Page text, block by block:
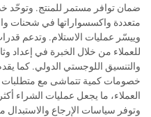
ضمان توافر مستمر للمنتج.
متعددة واكسسواراتها في شحنات
وييسّر عمليات الاستلام. وتدعم
للعملاء من خلال الخبرة في إعداد
والتنسيق اللوجستي الدولي. كما
خصومات كمية تتماشى مع متطلبات
العملاء، ما يجعل عمليات الشراء
وتوفر سياسات الإرجاع والاستبدال